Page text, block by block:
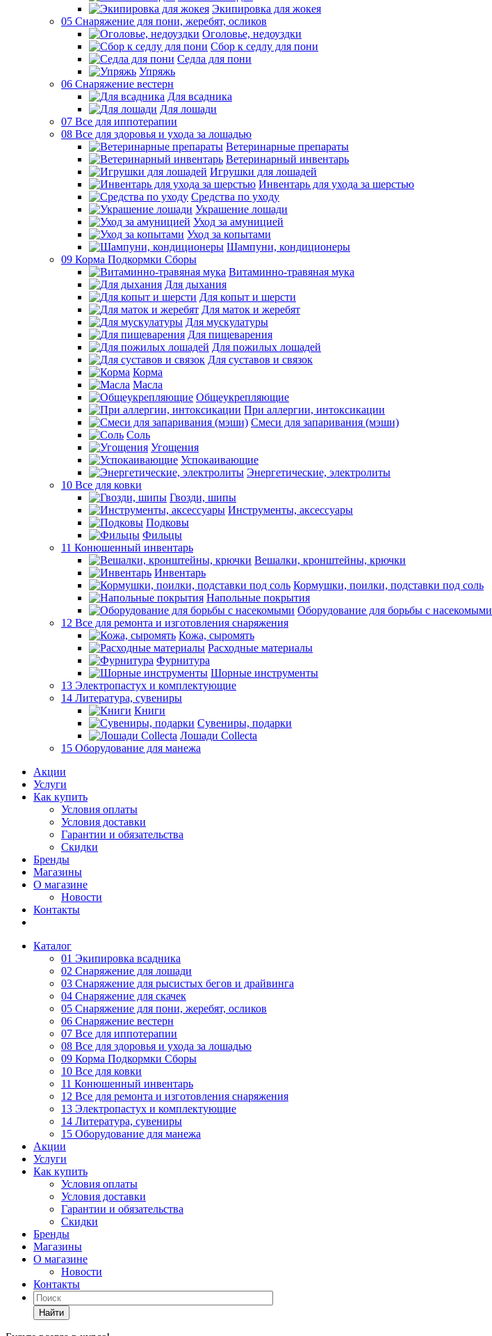
Экипировка для жокея
05 Снаряжение для пони, жеребят, осликов
Оголовье, недоуздки
Сбор к седлу для пони
Седла для пони
Упряжь
06 Снаряжение вестерн
Для всадника
Для лошади
07 Все для иппотерапии
08 Все для здоровья и ухода за лошадью
Ветеринарные препараты
Ветеринарный инвентарь
Игрушки для лошадей
Инвентарь для ухода за шерстью
Средства по уходу
Украшение лошади
Уход за амуницией
Уход за копытами
Шампуни, кондиционеры
09 Корма Подкормки Сборы
Витаминно-травяная мука
Для дыхания
Для копыт и шерсти
Для маток и жеребят
Для мускулатуры
Для пищеварения
Для пожилых лошадей
Для суставов и связок
Корма
Масла
Общеукрепляющие
При аллергии, интоксикации
Смеси для запаривания (мэши)
Соль
Угощения
Успокаивающие
Энергетические, электролиты
10 Все для ковки
Гвозди, шипы
Инструменты, аксессуары
Подковы
Фильцы
11 Конюшенный инвентарь
Вешалки, кронштейны, крючки
Инвентарь
Кормушки, поилки, подставки под соль
Напольные покрытия
Оборудование для борьбы с насекомыми
12 Все для ремонта и изготовления снаряжения
Кожа, сыромять
Расходные материалы
Фурнитура
Шорные инструменты
13 Электропастух и комплектующие
14 Литература, сувениры
Книги
Сувениры, подарки
Лошади Collecta
15 Оборудование для манежа
Акции
Услуги
Как купить
Условия оплаты
Условия доставки
Гарантии и обязательства
Скидки
Бренды
Магазины
О магазине
Новости
Контакты
Каталог
01 Экипировка всадника
02 Снаряжение для лошади
03 Снаряжение для рысистых бегов и драйвинга
04 Снаряжение для скачек
05 Снаряжение для пони, жеребят, осликов
06 Снаряжение вестерн
07 Все для иппотерапии
08 Все для здоровья и ухода за лошадью
09 Корма Подкормки Сборы
10 Все для ковки
11 Конюшенный инвентарь
12 Все для ремонта и изготовления снаряжения
13 Электропастух и комплектующие
14 Литература, сувениры
15 Оборудование для манежа
Акции
Услуги
Как купить
Условия оплаты
Условия доставки
Гарантии и обязательства
Скидки
Бренды
Магазины
О магазине
Новости
Контакты
Найти